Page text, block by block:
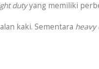
dutyyang memiliki
kaki. Sementara heavy